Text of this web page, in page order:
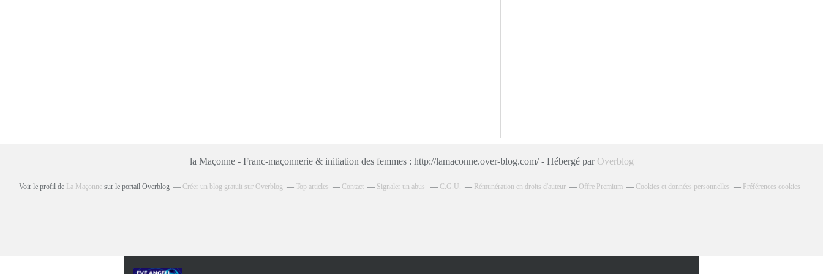
la Maçonne - Franc-maçonnerie & initiation des femmes : http://lamaconne.over-blog.com/ - Hébergé par Overblog
Voir le profil de La Maçonne sur le portail Overblog Créer un blog gratuit sur Overblog Top articles Contact Signaler un abus C.G.U. Rémunération en droits d'auteur Offre Premium Cookies et données personnelles Préférences cookies